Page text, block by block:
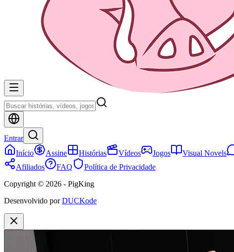
Entrar
Início
Assine Histórias Vídeos Jogos Visual Novels
Afiliados
FAQ
Política de Privacidade
Copyright © 2026 - PigKing
Desenvolvido por DUCKode